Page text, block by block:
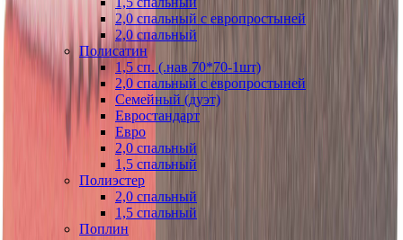
2,0 спальный с европростыней
2,0 спальный
Полисатин
1,5 сп. (.нав 70*70-1шт)
2,0 спальный с европростыней
Семейный (дуэт)
Евростандарт
Евро
2,0 спальный
1,5 спальный
Полиэстер
2,0 спальный
1,5 спальный
Поплин